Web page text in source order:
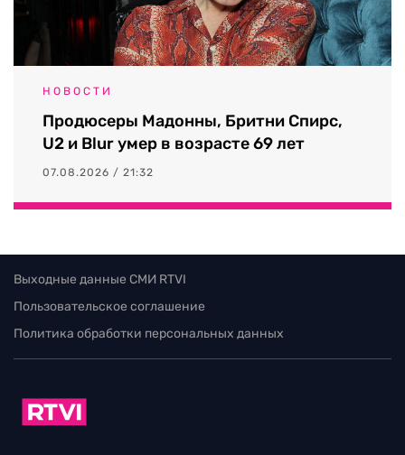
НОВОСТИ
Продюсеры Мадонны, Бритни Спирс,
U2 и Blur умер в возрасте 69 лет
07.08.2026 / 21:32
Выходные данные СМИ RTVI
Пользовательское соглашение
Политика обработки персональных данных